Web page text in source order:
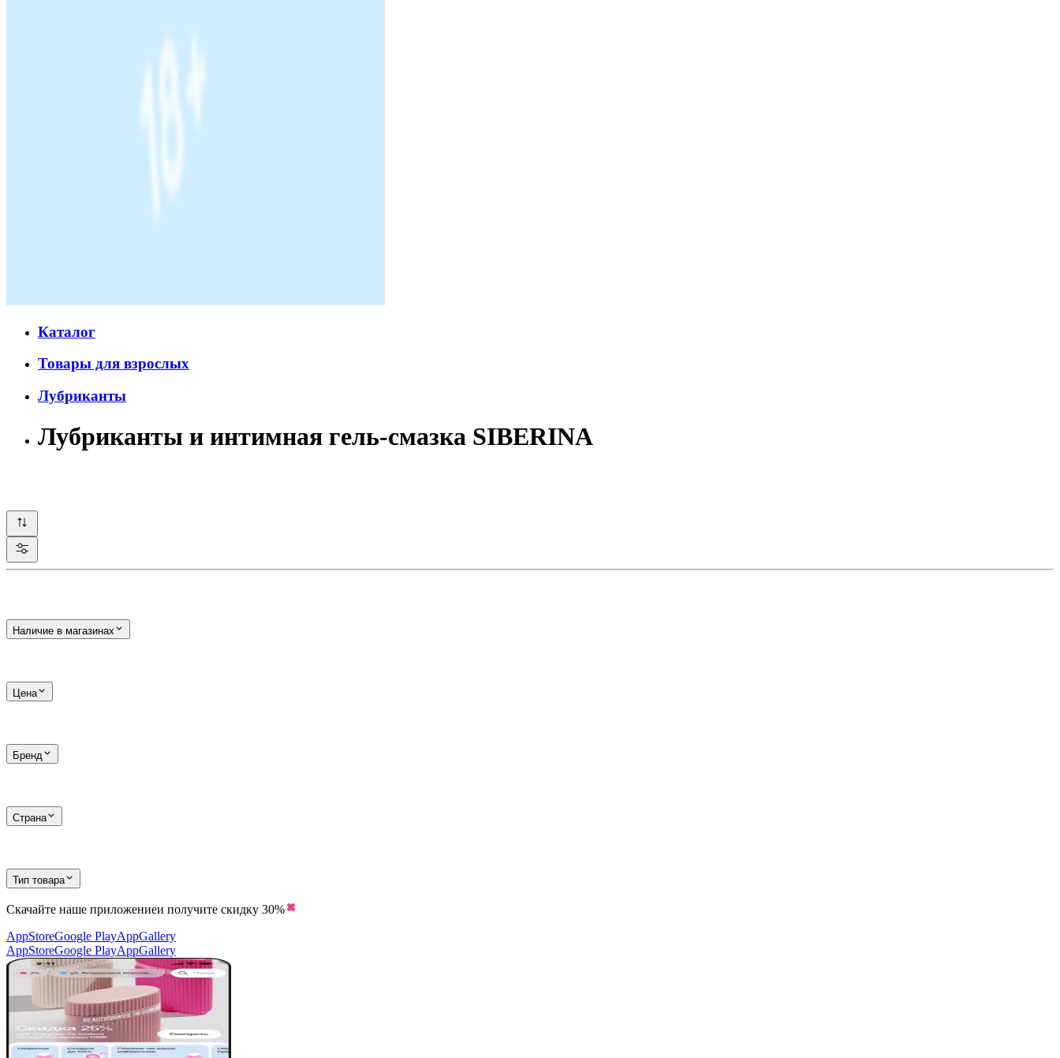
Каталог
Товары для взрослых
Лубриканты
Лубриканты и интимная гель-смазка SIBERINA
Наличие в магазинах
Цена
Бренд
Страна
Тип товара
Скачайте наше приложениеи получите скидку 30%
AppStoreGoogle PlayAppGallery
AppStoreGoogle PlayAppGallery